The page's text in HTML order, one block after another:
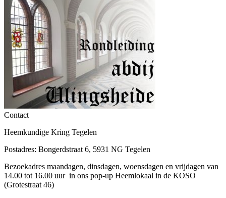
Contact
Heemkundige Kring Tegelen
Postadres: Bongerdstraat 6, 5931 NG Tegelen
Bezoekadres maandagen, dinsdagen, woensdagen en vrijdagen van
14.00 tot 16.00 uur in ons pop-up Heemlokaal in de KOSO
(Grotestraat 46)